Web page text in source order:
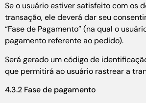
Se o usuário estiver satisfeito com os
transação, ele deverá dar seu
“Fase de Pagamento” (na qual o
pagamento referente ao pedido).
Será gerado um código de
que permitirá ao usuário rastrear a
4.3.2 Fase de pagamento